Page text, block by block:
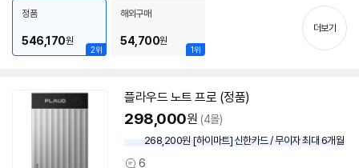
휴대용,데스크탑 듀얼 전원 공급 / 알루미늄바디
출시
기
2위
정품
546,170원
1위
해외구매
54,700원
더보기
플라우드 노트 프로 (정품)
298,000원 (4몰)
268,200원 [하이마트] 신한카드 / 무이자 최대 6개월
6